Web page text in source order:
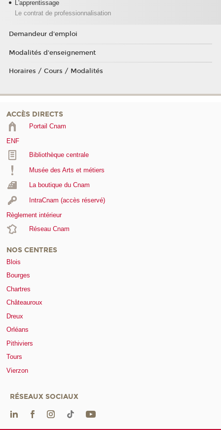
L'apprentissage
Le contrat de professionnalisation
Demandeur d'emploi
Modalités d'enseignement
Horaires / Cours / Modalités
ACCÈS DIRECTS
Portail Cnam
ENF
Bibliothèque centrale
Musée des Arts et métiers
La boutique du Cnam
IntraCnam (accès réservé)
Règlement intérieur
Réseau Cnam
NOS CENTRES
Blois
Bourges
Chartres
Châteauroux
Dreux
Orléans
Pithiviers
Tours
Vierzon
RÉSEAUX SOCIAUX